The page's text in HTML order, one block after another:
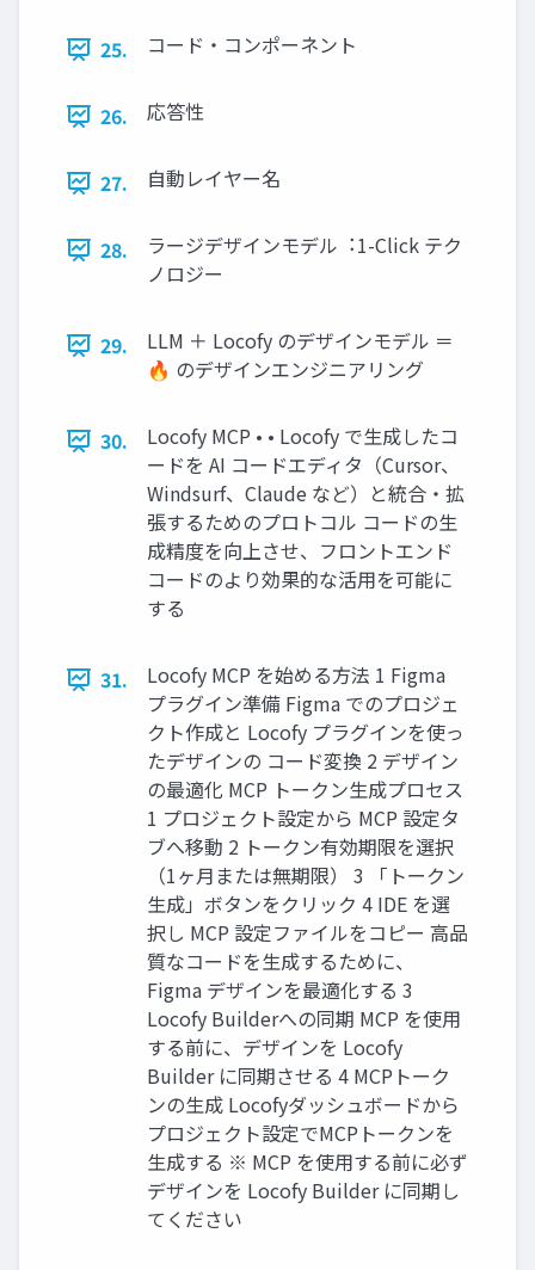
25. コード・コンポーネント
26. 応答性
27. ⾃動レイヤー名
28.
ラージデザインモデル︓1-Click テク
ノロジー
29.
LLM ＋ Locofy のデザインモデル ＝
🔥 のデザインエンジニアリング
30.
Locofy MCP • • Locofy で⽣成したコ
ードを AI コードエディタ（Cursor、
Windsurf、Claude など）と統合‧拡
張するためのプロトコル コードの⽣
成精度を向上させ、フロントエンド
コードのより効果的な活⽤を可能に
する
31.
Locofy MCP を始める⽅法 1 Figma
プラグイン準備 Figma でのプロジェ
クト作成と Locofy プラグインを使っ
たデザインの コード変換 2 デザイン
の最適化 MCP トークン⽣成プロセス
1 プロジェクト設定から MCP 設定タ
ブへ移動 2 トークン有効期限を選択
（1ヶ⽉または無期限） 3 「トークン
⽣成」ボタンをクリック 4 IDE を選
択し MCP 設定ファイルをコピー ⾼品
質なコードを⽣成するために、
Figma デザインを最適化する 3
Locofy Builderへの同期 MCP を使⽤
する前に、デザインを Locofy
Builder に同期させる 4 MCPトーク
ンの⽣成 Locofyダッシュボードから
プロジェクト設定でMCPトークンを
⽣成する ※ MCP を使⽤する前に必ず
デザインを Locofy Builder に同期し
てください